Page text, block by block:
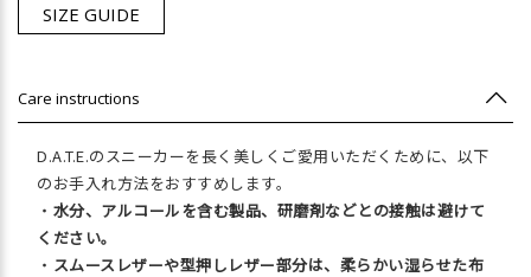
SIZE GUIDE
Care instructions
D.A.T.E.のスニーカーを長く美しくご愛用いただくために、以下
のお手入れ方法をおすすめします。
・ 水分、アルコールを含む製品、研磨剤などとの接触は避けて
ください。
・ スムースレザーや型押しレザー部分は、柔らかい湿らせた布